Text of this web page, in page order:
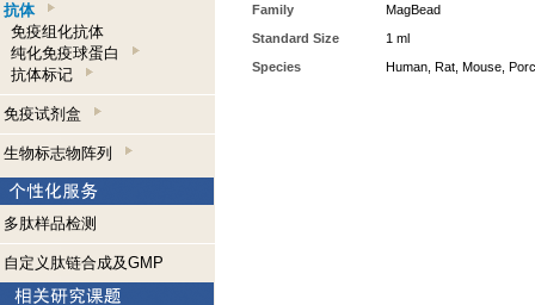
抗体
免疫组化抗体
纯化免疫球蛋白
抗体标记
免疫试剂盒
生物标志物阵列
多肽样品检测
自定义肽链合成及GMP
Family
MagBead
Standard Size
1 ml
Species
Human, Rat, Mouse,